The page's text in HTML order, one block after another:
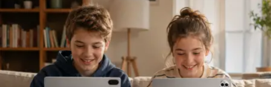
daha doğru değerlendirmek üzerine kurulmalıdır.”
Sigortacılığı sezonluk indirim odaklı yapıdan
uzaklaştırmak gerektiğini ifade edenÖlken,sözlerine
şöyle devam etti: “Toplam maliyetleri düşüren,
verimliliği artıran ve müşterilerimize daha erişilebilir